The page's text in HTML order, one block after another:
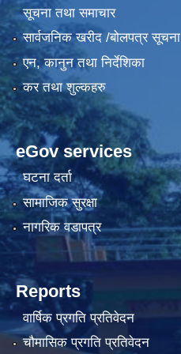
सूचना तथा समाचार
सार्वजनिक खरीद /बोलपत्र सूचना
एन, कानुन तथा निर्देशिका
कर तथा शुल्कहरु
eGov services
घटना दर्ता
सामाजिक सुरक्षा
नागरिक वडापत्र
Reports
वार्षिक प्रगति प्रतिवेदन
चौमासिक प्रगति प्रतिवेदन